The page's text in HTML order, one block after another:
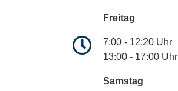
Freitag
7:00 - 12:20 Uhr
13:00 - 17:00 Uhr
Samstag